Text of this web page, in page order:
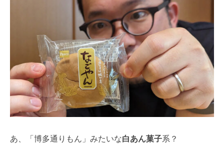
あ、「博多通りもん」みたいな白あん菓子系？